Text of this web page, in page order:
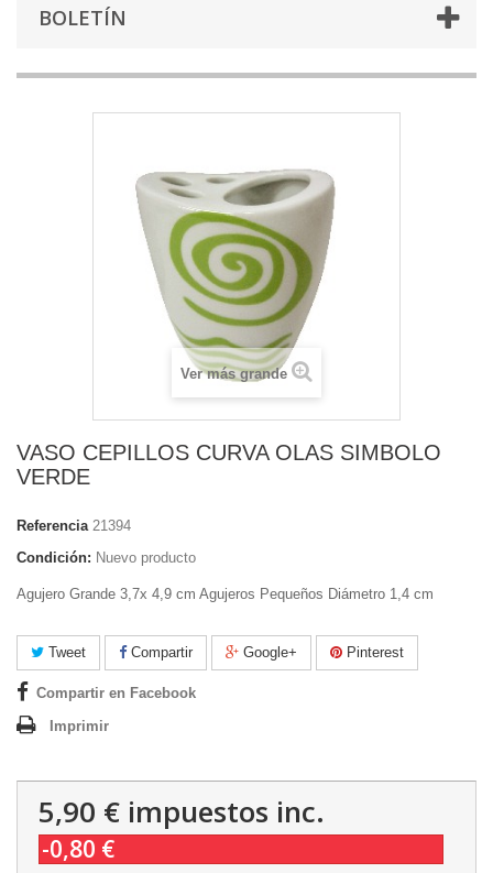
BOLETÍN
Ver más grande
VASO CEPILLOS CURVA OLAS SIMBOLO
VERDE
Referencia 21394
Condición: Nuevo producto
Agujero Grande 3,7x 4,9 cm Agujeros Pequeños Diámetro 1,4 cm
Tweet Compartir Google+ Pinterest
Compartir en Facebook
Imprimir
5,90 € impuestos inc.
-0,80 €